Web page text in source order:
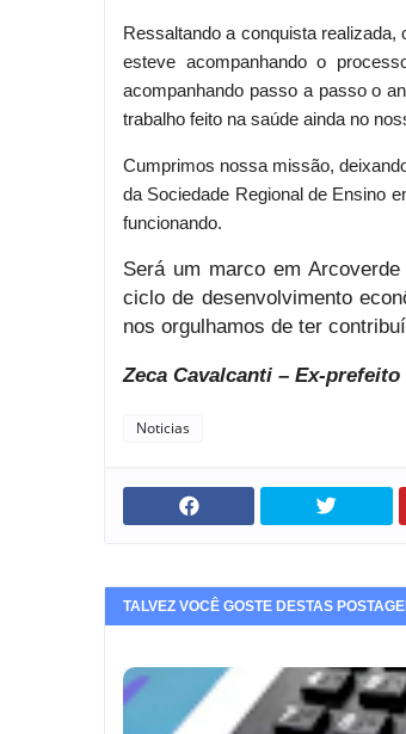
Ressaltando a conquista
esteve acompanhando o
acompanhando passo a passo o
trabalho feito na saúde ainda no
Cumprimos nossa missão,
da Sociedade Regional de Ensino
funcionando.
Será um marco em
ciclo de desenvolvimento
nos orgulhamos de ter
Zeca Cavalcanti – Ex-
Noticias
TALVEZ VOCÊ GOSTE DESTAS